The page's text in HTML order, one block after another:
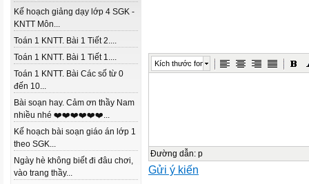
Kế hoạch giảng dạy lớp 4 SGK -
KNTT Môn...
Toán 1 KNTT. Bài 1 Tiết 2....
Toán 1 KNTT. Bài 1 Tiết 1....
Toán 1 KNTT. Bài Các số từ 0
đến 10...
Bài soạn hay. Cảm ơn thầy Nam
nhiều nhé ❤️❤️❤️❤️❤️❤️...
Kế hoạch bài soạn giáo án lớp 1
theo SGK...
Ngày hè không biết đi đâu chơi,
vào trang thầy...
Kích thước font
Đường dẫn: p
Gửi ý kiến